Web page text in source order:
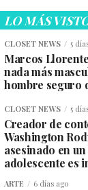
LO MÁS
CLOSET NEWS 5
Marcos
nada más
hombre seguro
CLOSET NEWS 5
Creador de
Washington
asesinado en
adolescente es
ARTE 6 días ago